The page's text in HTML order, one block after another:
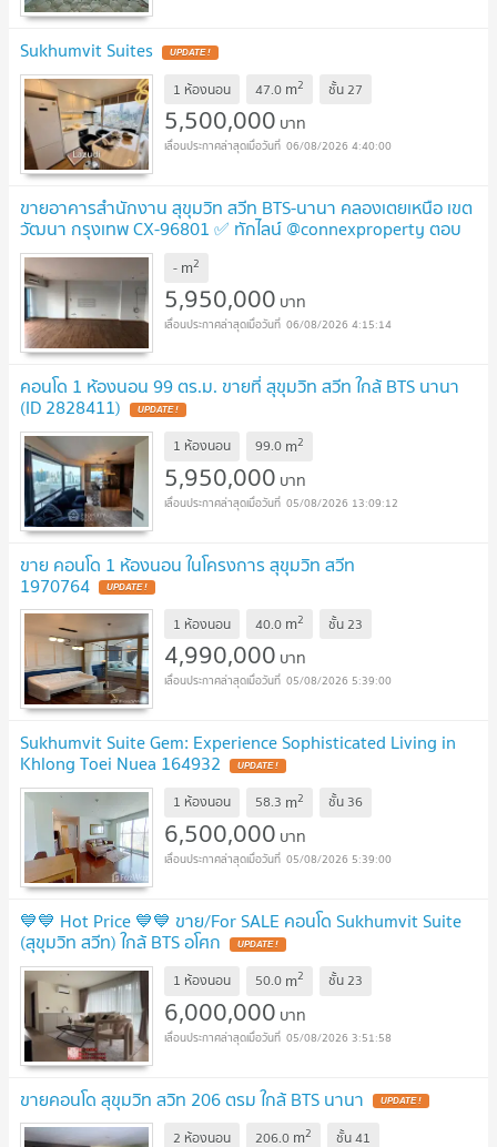
Sukhumvit Suites UPDATE !
1 ห้องนอน 47.0 m2 ชั้น27
5,500,000 บาท
06/08/2026 4:40:00
ขายอาคารสำนักงาน สุขุมวิท สวีท BTS-นานา คลองเตยเหนือ เขต
วัฒนา กรุงเทพ CX-96801 ✅ ทักไลน์ @connexproperty ตอบ
ทันที ทีมงานมืออาชีพ ✅
- m2
5,950,000 บาท
06/08/2026 4:15:14
คอนโด 1 ห้องนอน 99 ตร.ม. ขายที่ สุขุมวิท สวีท ใกล้ BTS นานา
(ID 2828411) UPDATE !
1 ห้องนอน 99.0 m2
5,950,000 บาท
05/08/2026 13:09:12
ขาย คอนโด 1 ห้องนอน ในโครงการ สุขุมวิท สวีท
1970764 UPDATE !
1 ห้องนอน 40.0 m2 ชั้น23
4,990,000 บาท
05/08/2026 5:39:00
Sukhumvit Suite Gem: Experience Sophisticated Living in
Khlong Toei Nuea 164932 UPDATE !
1 ห้องนอน 58.3 m2 ชั้น 36
6,500,000 บาท
05/08/2026 5:39:00
💙💙 Hot Price 💙💙 ขาย/For SALE คอนโด Sukhumvit Suite
(สุขุมวิท สวีท) ใกล้ BTS อโศก UPDATE !
1 ห้องนอน 50.0 m2 ชั้น23
6,000,000 บาท
05/08/2026 3:51:58
ขายคอนโด สุขุมวิท สวิท 206 ตรม ใกล้ BTS นานา UPDATE !
2 ห้องนอน 206.0 m2 ชั้น41